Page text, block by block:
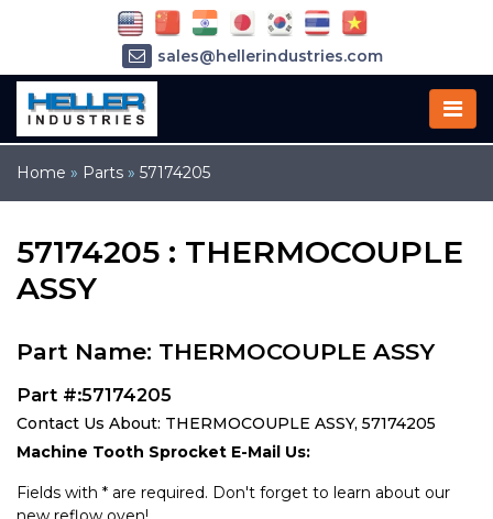
Home » Parts » 57174205
57174205 : THERMOCOUPLE
ASSY
Part Name: THERMOCOUPLE ASSY
Part #:57174205
Contact Us About: THERMOCOUPLE ASSY, 57174205
Machine Tooth Sprocket E-Mail Us:
Fields with * are required. Don't forget to learn about our
sales@hellerindustries.com
service@hellerindustries.com